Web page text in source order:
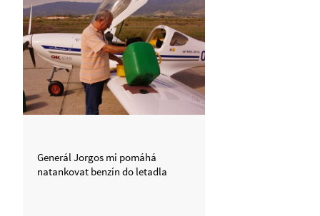
Generál Jorgos mi pomáhá
natankovat benzín do letadla